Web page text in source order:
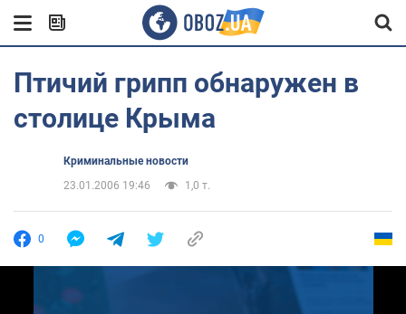
Птичий грипп обнаружен в
столице Крыма
Криминальные новости
23.01.2006 19:46
1,0 т.
0